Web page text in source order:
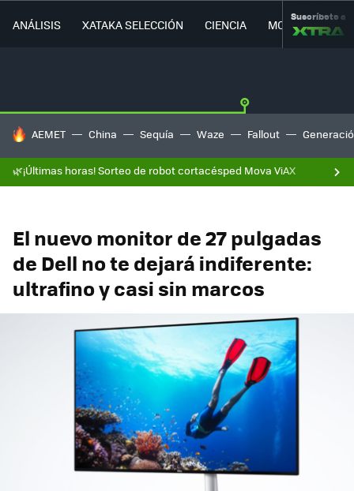
ANÁLISIS XATAKA SELECCIÓN CIENCIA MOVILIDAD
Suscríbete a
HOY SE HABLA DE
AEMET China Sequía Waze Fallout
🌿¡Últimas horas! Sorteo de robot cortacésped Mova ViAX
El nuevo monitor de 27 pulgadas
de Dell no te dejará indiferente:
ultrafino y casi sin marcos